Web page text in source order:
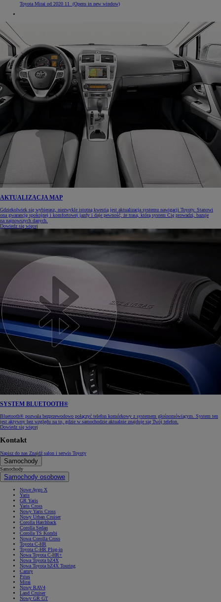
Toyota Mirai od 2020 11 (Opens in new window)
AKTUALIZACJA MAP
Gdziekolwiek się wybierasz, niezwykle istotną kwestią jest aktualizacja systemu nawigacji Toyoty. Stanowi
ona gwarancję spokojnej i komfortowej jazdy i daje pewność, że trasa, którą system Cię prowadzi, bazuje
na najnowszych danych.
Dowiedz się więcej
SYSTEM BLUETOOTH®
Bluetooth® pozwala bezprzewodowo połączyć telefon komórkowy z systemem głośnomówiącym. System ten
jest aktywny bez względu na to, gdzie w samochodzie aktualnie znajduje się Twój telefon.
Dowiedz się więcej
Kontakt
Napisz do nas Znajdź salon i serwis Toyoty
Samochody
Samochody
Samochody osobowe
Nowe Aygo X
Yaris
GR Yaris
Yaris Cross
Nowy Yaris Cross
Nowy Urban Cruiser
Corolla Hatchback
Corolla Sedan
Corolla TS Kombi
Nowa Corolla Cross
Toyota C-HR
Toyota C-HR Plug-in
Nowa Toyota C-HR+
Nowa Toyota bZ4X
Nowa Toyota bZ4X Touring
Camry
Prius
Mirai
Nowy RAV4
Land Cruiser
Nowy GR GT